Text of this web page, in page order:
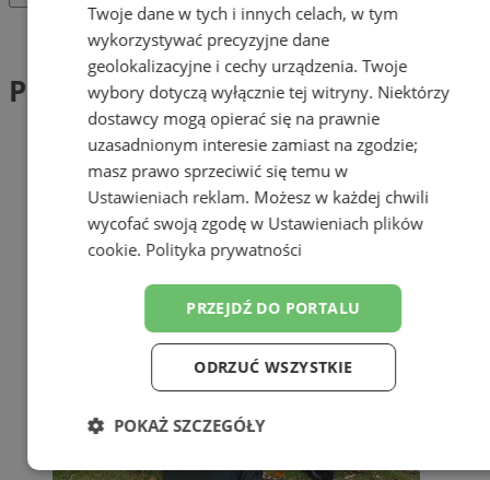
Tag: PreZero Service Południe
PreZero Service Południe (1)
Twoje dane w tych i innych celach, w tym
wykorzystywać precyzyjne dane
geolokalizacyjne i cechy urządzenia. Twoje
wybory dotyczą wyłącznie tej witryny. Niektórzy
dostawcy mogą opierać się na prawnie
uzasadnionym interesie zamiast na zgodzie;
masz prawo sprzeciwić się temu w
Ustawieniach reklam. Możesz w każdej chwili
wycofać swoją zgodę w Ustawieniach plików
cookie. Polityka prywatności
PRZEJDŹ DO PORTALU
ODRZUĆ WSZYSTKIE
POKAŻ SZCZEGÓŁY
Niezbędne Wydajność Targetowanie